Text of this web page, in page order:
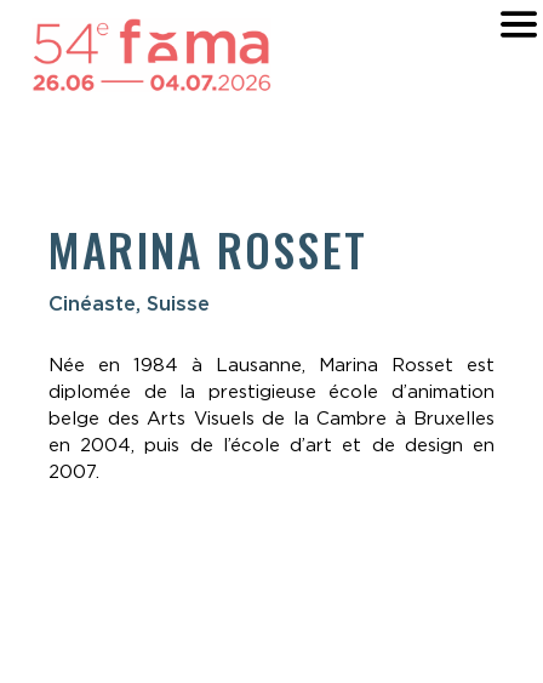
MARINA ROSSET
Cinéaste, Suisse
Née en 1984 à Lausanne, Marina Rosset est
diplomée de la prestigieuse école d’animation
belge des Arts Visuels de la Cambre à Bruxelles
en 2004, puis de l’école d’art et de design en
2007.